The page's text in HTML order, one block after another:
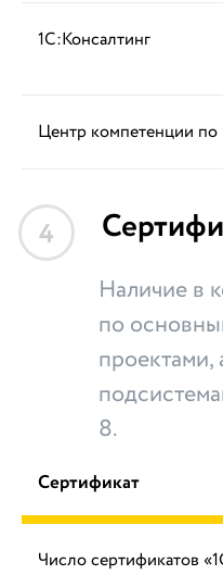
1С:Консалтинг
Центр компетенции
4
Наличие в
по
8.
Сертификат
Число сертификатов